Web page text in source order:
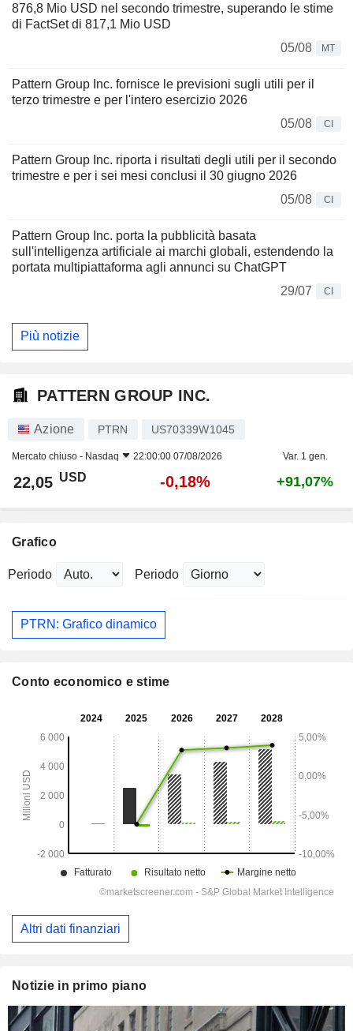
876,8 Mio USD nel secondo trimestre, superando le stime
di FactSet di 817,1 Mio USD
05/08
MT
Pattern Group Inc. fornisce le previsioni sugli utili per il
terzo trimestre e per l'intero esercizio 2026
05/08
CI
Pattern Group Inc. riporta i risultati degli utili per il secondo
trimestre e per i sei mesi conclusi il 30 giugno 2026
05/08
CI
Pattern Group Inc. porta la pubblicità basata
sull'intelligenza artificiale ai marchi globali, estendendo la
portata multipiattaforma agli annunci su ChatGPT
29/07
CI
Più notizie
PATTERN GROUP INC.
Azione PTRN US70339W1045
Mercato chiuso - Nasdaq 22:00:00 07/08/2026 Var. 1 gen.
22,05 USD -0,18% +91,07%
Grafico
Periodo Periodo
PTRN: Grafico dinamico
Conto economico e stime
Altri dati finanziari
Notizie in primo piano